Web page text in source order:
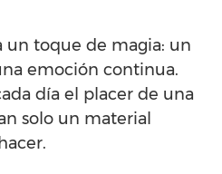
un toque de magia: un
emoción continua.
día el placer de una
solo un material